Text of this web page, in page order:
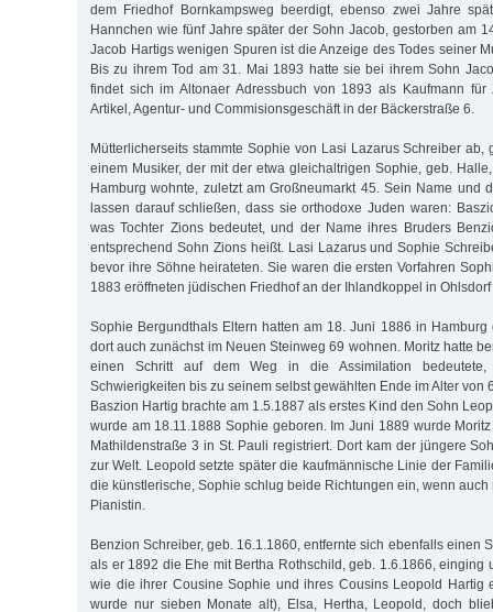
dem Friedhof Bornkampsweg beerdigt, ebenso zwei Jahre
Hannchen wie fünf Jahre später der Sohn Jacob, gestorben am
Jacob Hartigs wenigen Spuren ist die Anzeige des Todes seiner
Bis zu ihrem Tod am 31. Mai 1893 hatte sie bei ihrem Sohn
findet sich im Altonaer Adressbuch von 1893 als Kaufmann für
Artikel, Agentur- und Commisionsgeschäft in der Bäckerstraße 6.
Mütterlicherseits stammte Sophie von Lasi Lazarus Schreiber ab,
einem Musiker, der mit der etwa gleichaltrigen Sophie, geb.
Hamburg wohnte, zuletzt am Großneumarkt 45. Sein Name und
lassen darauf schließen, dass sie orthodoxe Juden waren:
was Tochter Zions bedeutet, und der Name ihres Bruders
entsprechend Sohn Zions heißt. Lasi Lazarus und Sophie
bevor ihre Söhne heirateten. Sie waren die ersten Vorfahren
1883 eröffneten jüdischen Friedhof an der Ihlandkoppel in
Sophie Bergundthals Eltern hatten am 18. Juni 1886 in
dort auch zunächst im Neuen Steinweg 69 wohnen. Moritz hatte
einen Schritt auf dem Weg in die Assimilation
Schwierigkeiten bis zu seinem selbst gewählten Ende im Alter von
Baszion Hartig brachte am 1.5.1887 als erstes Kind den Sohn
wurde am 18.11.1888 Sophie geboren. Im Juni 1889 wurde
Mathildenstraße 3 in St. Pauli registriert. Dort kam der jüngere
zur Welt. Leopold setzte später die kaufmännische Linie der
die künstlerische, Sophie schlug beide Richtungen ein, wenn
Pianistin.
Benzion Schreiber, geb. 16.1.1860, entfernte sich ebenfalls einen
als er 1892 die Ehe mit Bertha Rothschild, geb. 1.6.1866, einging
wie die ihrer Cousine Sophie und ihres Cousins Leopold Hartig
wurde nur sieben Monate alt), Elsa, Hertha, Leopold, doch